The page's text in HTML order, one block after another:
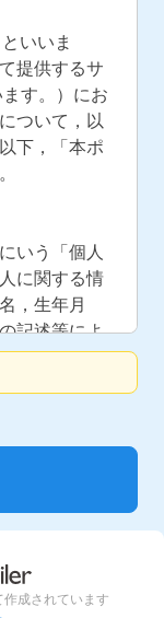
いいま
提供するサ
す。）にお
ついて，以
下，「本ポ
いう「個人
に関する情
，生年月
記述等によ
貌，指紋，
の保険者番
際に氏名，
運転免許証
がありま
成されています